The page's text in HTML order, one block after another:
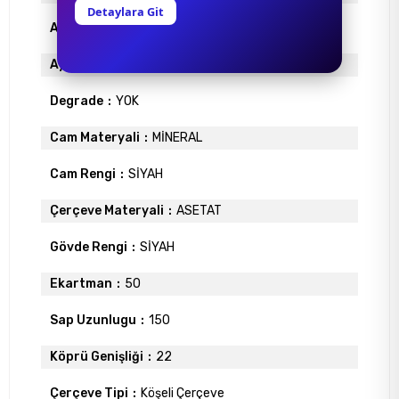
Antrefle Kaplama YOK
Ayna
Degrade YOK
Cam Materyali MİNERAL
Cam Rengi SİYAH
Çerçeve Materyali ASETAT
Gövde Rengi SİYAH
Ekartman 50
Sap Uzunlugu 150
Köprü Genişliği 22
Çerçeve Tipi Köşeli Çerçeve
Detaylara Git